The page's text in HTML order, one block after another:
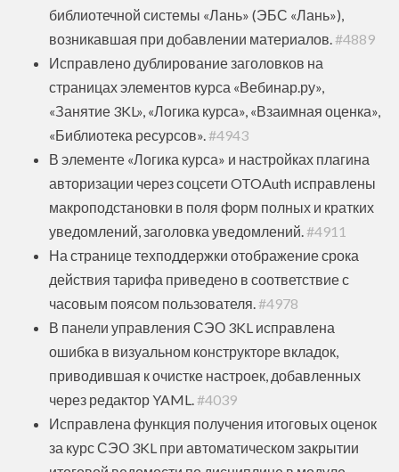
библиотечной системы «Лань» (ЭБС «Лань»),
возникавшая при добавлении материалов. #4889
Исправлено дублирование заголовков на
страницах элементов курса «Вебинар.ру»,
«Занятие 3KL», «Логика курса», «Взаимная оценка»,
«Библиотека ресурсов». #4943
В элементе «Логика курса» и настройках плагина
авторизации через соцсети OTOAuth исправлены
макроподстановки в поля форм полных и кратких
уведомлений, заголовка уведомлений. #4911
На странице техподдержки отображение срока
действия тарифа приведено в соответствие с
часовым поясом пользователя. #4978
В панели управления СЭО 3KL исправлена
ошибка в визуальном конструкторе вкладок,
приводившая к очистке настроек, добавленных
через редактор YAML. #4039
Исправлена функция получения итоговых оценок
за курс СЭО 3KL при автоматическом закрытии